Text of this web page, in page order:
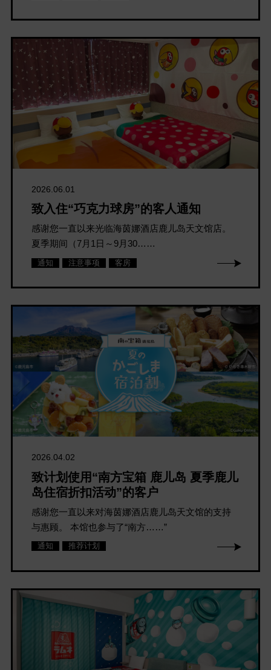
2026.06.01
致入住“巧克力球房”的客人通知
感谢您一直以来光临海茵娜酒店鹿儿岛天文馆店。
夏季期间（7月1日～9月30……
通知 注意事项 客房
2026.04.02
致计划使用“南方宝箱 鹿儿岛 夏季鹿儿
岛住宿折扣活动”的客户
感谢您一直以来对海茵娜酒店鹿儿岛天文馆的支持
与惠顾。 本馆也参与了“南方……”
通知 推荐计划